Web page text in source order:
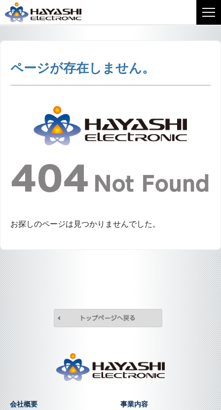
ページが存在しません。
お探しのページは見つかりませんでした。
会社概要
事業内容